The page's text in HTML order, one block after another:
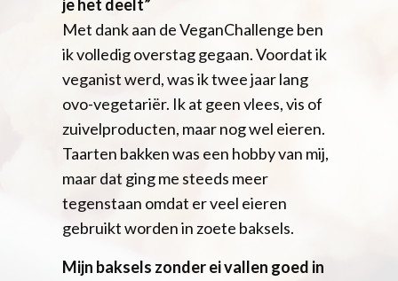
je het deelt”
Met dank aan de VeganChallenge ben
ik volledig overstag gegaan. Voordat ik
veganist werd, was ik twee jaar lang
ovo-vegetariër. Ik at geen vlees, vis of
zuivelproducten, maar nog wel eieren.
Taarten bakken was een hobby van mij,
maar dat ging me steeds meer
tegenstaan omdat er veel eieren
gebruikt worden in zoete baksels.
Mijn baksels zonder ei vallen goed in